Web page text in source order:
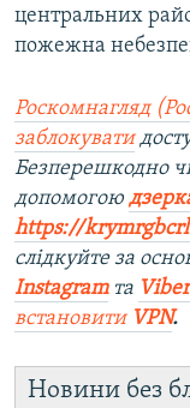
центральних
пожежна
Роскомнагляд
заблокувати
Безперешкодно
допомогою
https://
слідкуйте за
Instagramта
встановити VPN.
Новини без